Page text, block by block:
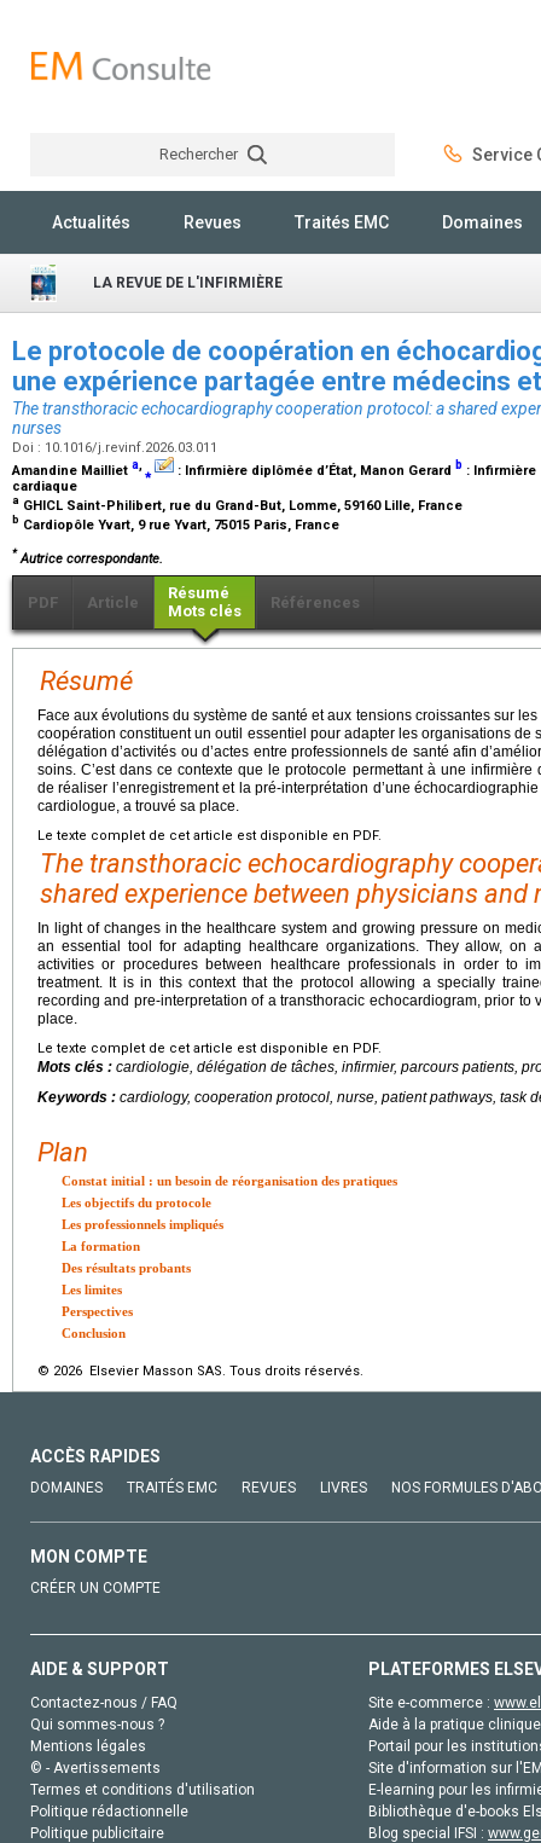
Rechercher Service
Actualités Revues Traités EMC Domaines
LA REVUE DE L'INFIRMIÈRE
Le protocole de coopération en
une expérience partagée entre médecins
The transthoracic echocardiography cooperation protocol: a shared
nurses
Doi : 10.1016/j.revinf.2026.03.011
Amandine Mailliet a,⁎ : Infirmière diplômée d’État, Manon Gerard b : Infirmière
cardiaque
a GHICL Saint-Philibert, rue du Grand-But, Lomme, 59160 Lille, France
b Cardiopôle Yvart, 9 rue Yvart, 75015 Paris, France
* Autrice correspondante.
PDF Article
Résumé
Mots clés
Références
Résumé
Face aux évolutions du système de santé et aux tensions croissantes sur
coopération constituent un outil essentiel pour adapter les organisations de
délégation d’activités ou d’actes entre professionnels de santé afin
soins. C’est dans ce contexte que le protocole permettant à une infirmière
de réaliser l’enregistrement et la pré-interprétation d’une
cardiologue, a trouvé sa place.
Le texte complet de cet article est disponible en PDF.
The transthoracic echocardiography
shared experience between physicians and
In light of changes in the healthcare system and growing pressure on
an essential tool for adapting healthcare organizations. They allow, on
activities or procedures between healthcare professionals in order to
treatment. It is in this context that the protocol allowing a specially
recording and pre-interpretation of a transthoracic echocardiogram, prior to
place.
Le texte complet de cet article est disponible en PDF.
Mots clés : cardiologie, délégation de tâches, infirmier, parcours patients,
Keywords : cardiology, cooperation protocol, nurse, patient pathways, task
Plan
Constat initial : un besoin de réorganisation des pratiques
Les objectifs du protocole
Les professionnels impliqués
La formation
Des résultats probants
Les limites
Perspectives
Conclusion
© 2026 Elsevier Masson SAS. Tous droits réservés.
ACCÈS RAPIDES
DOMAINES TRAITÉS EMC REVUES LIVRES NOS FORMULES
MON COMPTE
CRÉER UN COMPTE
AIDE & SUPPORT
Contactez-nous / FAQ
Qui sommes-nous ?
Mentions légales
© - Avertissements
Termes et conditions d'utilisation
Politique rédactionnelle
Politique publicitaire
PLATEFORMES
Site e-commerce :
Aide à la pratique
Portail pour les
Site d'information sur
E-learning pour les
Bibliothèque d'e-books
Blog special IFSI :